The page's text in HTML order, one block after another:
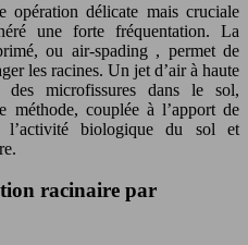
opération délicate mais cruciale
une forte fréquentation. La
ou air-spading , permet de
les racines. Un jet d’air à haute
microfissures dans le sol,
méthode, couplée à l’apport de
l’activité biologique du sol et
racinaire par